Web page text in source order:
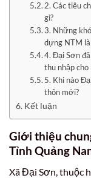
2. Các tiêu
gì?
3. Những
dựng NTM là
4. Đại Sơn
thu nhập
5. Khi nào
thôn mới?
Kết luận
Giới thiệu
Tỉnh Quảng
Xã Đại Sơn, thuộc